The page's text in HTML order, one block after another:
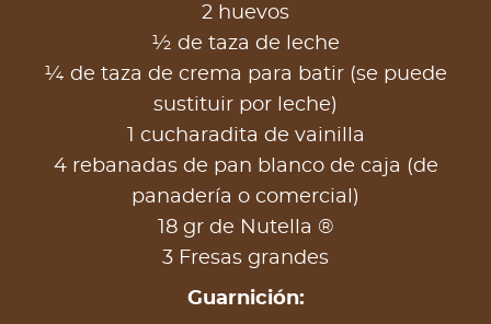
2 huevos
½ de taza de leche
¼ de taza de crema para batir (se puede
sustituir por leche)
1 cucharadita de vainilla
4 rebanadas de pan blanco de caja (de
panadería o comercial)
18 gr de Nutella ®
3 Fresas grandes
Guarnición: